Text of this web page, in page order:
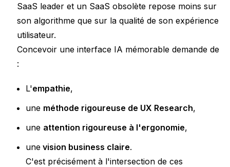
SaaS leader et un SaaS obsolète repose moins sur
son algorithme que sur la qualité de son expérience
utilisateur.
Concevoir une interface IA mémorable demande de
:
L'empathie,
une méthode rigoureuse de UX Research,
une attention rigoureuse à l'ergonomie,
une vision business claire.
C'est précisément à l'intersection de ces